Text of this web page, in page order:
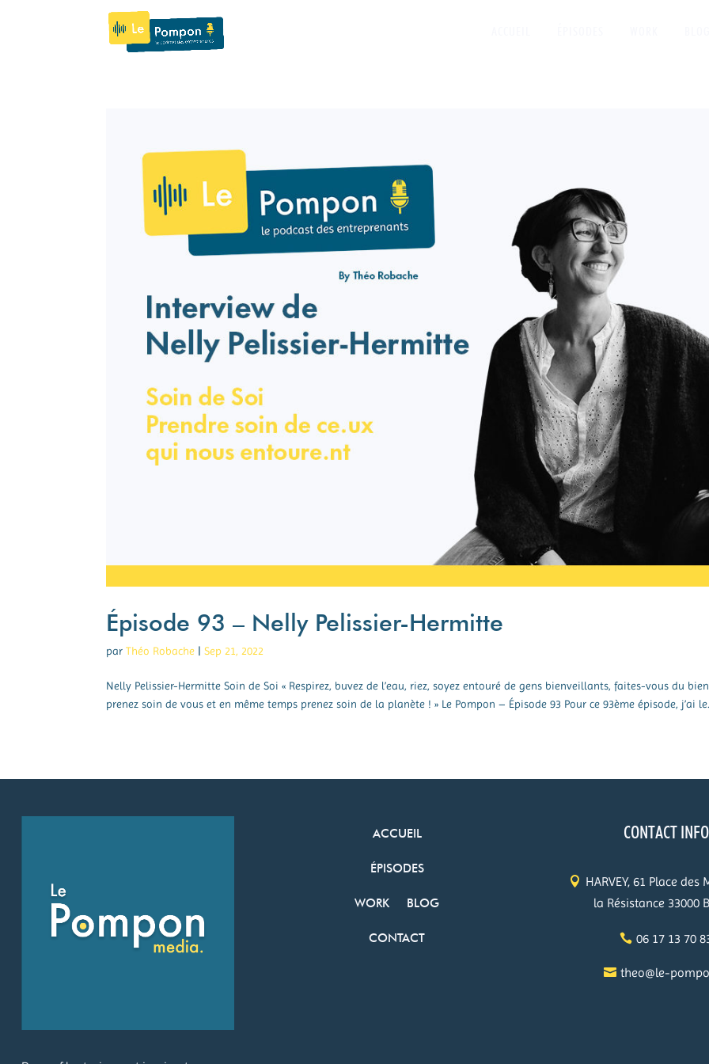
Épisode 93 – Nelly Pelissier-Hermitte
parThéo Robache |Sep 21, 2022
Nelly Pelissier-Hermitte Soin de Soi « Respirez, buvez de l’eau, riez, soyez entouré de gens bienveillants, faites-vous du
prenez soin de vous et en même temps prenez soin de la planète ! » Le Pompon – Épisode 93 Pour ce 93ème épisode, j’ai
ACCUEIL
ÉPISODES
WORK BLOG
CONTACT
CONTACT INFO
HARVEY, 61 Place des
la Résistance 33000
06 17 13 70
theo@le-